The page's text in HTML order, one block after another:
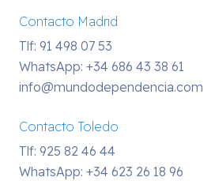
Contacto Madrid
Tlf: 91 498 07 53
WhatsApp: +34 686 43 38 61
info@mundodependencia.com
Contacto Toledo
Tlf: 925 82 46 44
WhatsApp: +34 623 26 18 96